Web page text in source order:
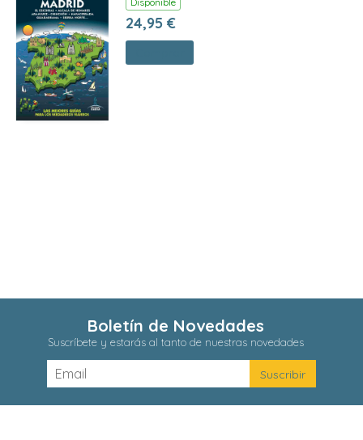
24,95 €
Boletín de Novedades
Suscríbete y estarás al tanto de nuestras novedades